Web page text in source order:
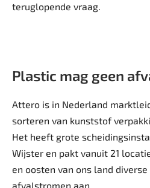
teruglopende vraag.
Plastic mag geen
Attero is in Nederland
sorteren van kunststof
Het heeft grote
Wijster en pakt vanuit 21
en oosten van ons land diverse
afvalstromen aan.